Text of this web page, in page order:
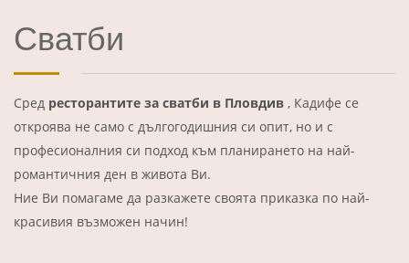
Сватби
Сред ресторантите за сватби в Пловдив , Кадифе се
откроява не само с дългогодишния си опит, но и с
професионалния си подход към планирането на най-
романтичния ден в живота Ви.
Ние Ви помагаме да разкажете своята приказка по най-
красивия възможен начин!